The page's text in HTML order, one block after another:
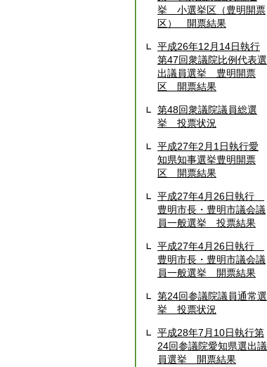
挙 小選挙区（豊明開票
区） 開票結果
平成26年12月14日執行
第47回衆議院比例代表選
出議員選挙 豊明開票
区 開票結果
第48回衆議院議員総選
挙 投票状況
平成27年2月1日執行愛
知県知事選挙豊明開票
区 開票結果
平成27年4月26日執行
豊明市長・豊明市議会議
員一般選挙 投票結果
平成27年4月26日執行
豊明市長・豊明市議会議
員一般選挙 開票結果
第24回参議院議員通常選
挙 投票状況
平成28年7月10日執行第
24回参議院愛知県選出議
員選挙 開票結果